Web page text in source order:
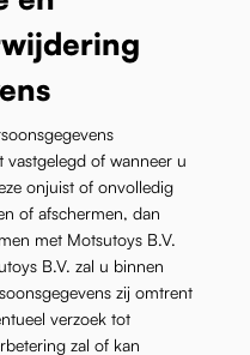
of wanneer u
onjuist of onvolledig
of afschermen, dan
met Motsutoys B.V.
B.V. zal u binnen
zij omtrent
verzoek tot
zal of kan